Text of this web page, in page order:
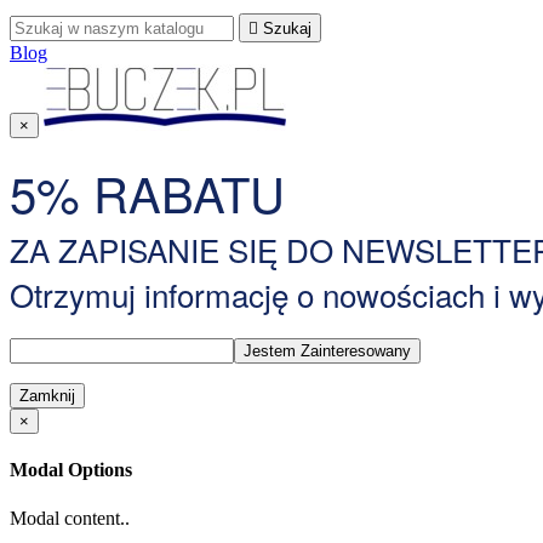
 Szukaj
Blog
×
5% RABATU
ZA ZAPISANIE SIĘ DO
Otrzymuj informację o nowościach i
Zamknij
×
Modal Options
Modal content..